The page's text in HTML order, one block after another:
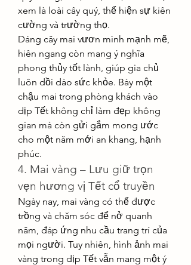
xem là loài cây quý, thể hiện sự kiên
cường và trường thọ.
Dáng cây mai vươn mình mạnh mẽ,
hiên ngang còn mang ý nghĩa
phong thủy tốt lành, giúp gia chủ
luôn dồi dào sức khỏe. Bày một
chậu mai trong phòng khách vào
dịp Tết không chỉ làm đẹp không
gian mà còn gửi gắm mong ước
cho một năm mới an khang, hạnh
phúc.
4. Mai vàng – Lưu giữ trọn
vẹn hương vị Tết cổ truyền
Ngày nay, mai vàng có thể được
trồng và chăm sóc để nở quanh
năm, đáp ứng nhu cầu trang trí của
mọi người. Tuy nhiên, hình ảnh mai
vàng trong dịp Tết vẫn mang một ý